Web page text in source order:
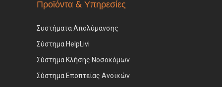
Προϊόντα & Υπηρεσίες
Συστήματα Απολύμανσης
Σύστημα HelpLivi
Σύστημα Κλήσης Νοσοκόμων
Σύστημα Εποπτείας Ανοϊκών